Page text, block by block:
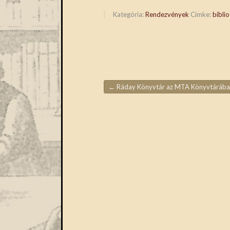
in
new
in
new
Kategória:Rendezvények Címke:
Bejegyzések
← Ráday Könyvtár az MTA